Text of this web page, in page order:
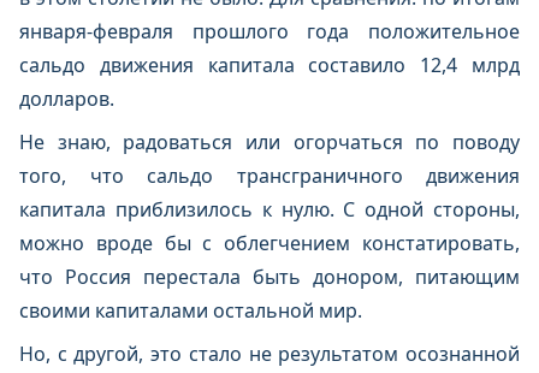
января-февраля прошлого года положительное
сальдо движения капитала составило 12,4 млрд
долларов.
Не знаю, радоваться или огорчаться по поводу
того, что сальдо трансграничного движения
капитала приблизилось к нулю. С одной стороны,
можно вроде бы с облегчением констатировать,
что Россия перестала быть донором, питающим
своими капиталами остальной мир.
Но, с другой, это стало не результатом осознанной